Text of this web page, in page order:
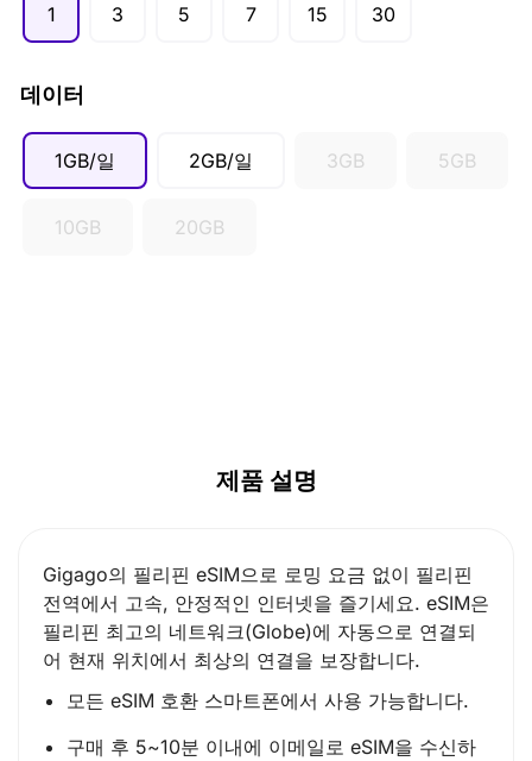
AUD ($)
1 3 5 7 15 30
데이터
1GB/일 2GB/일 3GB 5GB
10GB 20GB
제품 설명
Gigago의 필리핀 eSIM으로 로밍 요금 없이 필리핀
전역에서 고속, 안정적인 인터넷을 즐기세요. eSIM은
필리핀 최고의 네트워크(Globe)에 자동으로 연결되
어 현재 위치에서 최상의 연결을 보장합니다.
모든 eSIM 호환 스마트폰에서 사용 가능합니다.
구매 후 5~10분 이내에 이메일로 eSIM을 수신하